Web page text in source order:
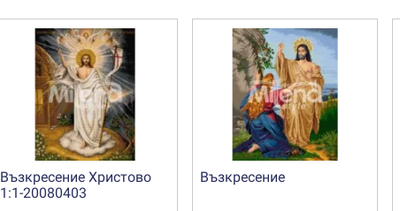
Възкресение Христово
1:1-20080403
Възкресение